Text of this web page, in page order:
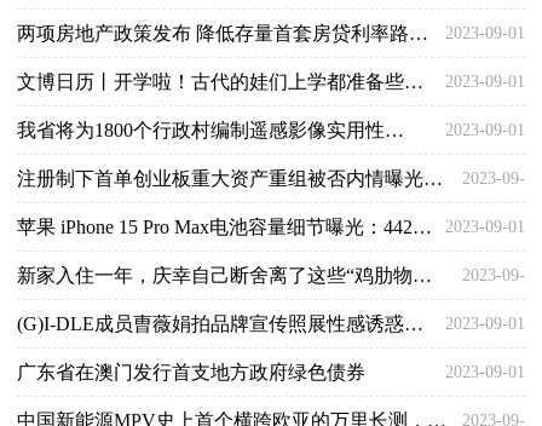
01
两项房地产政策发布 降低存量首套房贷利率路径明确 2023-09-01
文博日历丨开学啦！古代的娃们上学都准备些啥？ 2023-09-01
我省将为1800个行政村编制遥感影像实用性地图 2023-09-01
注册制下首单创业板重大资产重组被否内情曝光：信披内容不完整 2023-09-
01
苹果 iPhone 15 Pro Max电池容量细节曝光：4422毫安时 2023-09-01
新家入住一年，庆幸自己断舍离了这些“鸡肋物品”，建议趁早舍弃 2023-09-
01
(G)I-DLE成员曺薇娟拍品牌宣传照展性感诱惑魅力 2023-09-01
广东省在澳门发行首支地方政府绿色债券 2023-09-01
中国新能源MPV史上首个横跨欧亚的万里长测，传祺E9做到了，凭啥 2023-09-